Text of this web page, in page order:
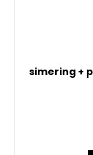
simering +